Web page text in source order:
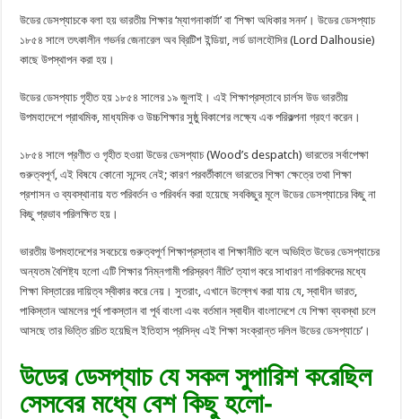
উডের ডেসপ্যাচকে বলা হয় ভারতীয় শিক্ষার ‘ম্যাগনাকার্টা’ বা ‘শিক্ষা অধিকার সনদ’। উডের ডেসপ্যাচ
১৮৫৪ সালে তৎকালীন গভর্নর জেনারেল অব ব্রিটিশ ইন্ডিয়া, লর্ড ডালহৌসির (Lord Dalhousie)
কাছে উপস্থাপন করা হয়।
উডের ডেসপ্যাচ গৃহীত হয় ১৮৫৪ সালের ১৯ জুলাই। এই শিক্ষাপ্রস্তাবে চার্লস উড ভারতীয়
উপমহাদেশে প্রাথমিক, মাধ্যমিক ও উচ্চশিক্ষার সুষ্ঠু বিকাশের লক্ষ্যে এক পরিকল্পনা গ্রহণ করেন।
১৮৫৪ সালে প্রণীত ও গৃহীত হওয়া উডের ডেসপ্যাচ (Wood’s despatch) ভারতের সর্বাপেক্ষা
গুরুত্বপূর্ণ, এই বিষযে কোনো সন্দেহ নেই; কারণ পরবর্তীকালে ভারতের শিক্ষা ক্ষেত্রে তথা শিক্ষা
প্রশাসন ও ব্যবস্থানায় যত পরিবর্তন ও পরিবর্ধন করা হয়েছে সবকিছুর মূলে উডের ডেসপ্যাচের কিছু না
কিছু প্রভাব পরিলক্ষিত হয়।
ভারতীয় উপমহাদেশের সবচেয়ে গুরুত্বপূর্ণ শিক্ষাপ্রস্তাব বা শিক্ষানীতি বলে অভিহিত উডের ডেসপ্যাচের
অন্যতম বৈশিষ্ট্য হলো এটি শিক্ষার ‘নিম্নগামী পরিস্রবণ নীতি’ ত্যাগ করে সাধারণ নাগরিকদের মধ্যে
শিক্ষা বিস্তারের দায়িত্ব স্বীকার করে নেয়। সুতরাং, এখানে উল্লেখ করা যায় যে, স্বাধীন ভারত,
পাকিস্তান আমলের পূর্ব পাকস্তান বা পূর্ব বাংলা এবং বর্তমান স্বাধীন বাংলাদেশে যে শিক্ষা ব্যবস্থা চলে
আসছে তার ভিত্তি রচিত হয়েছিল ইতিহাস প্রসিদ্ধ এই শিক্ষা সংক্রান্ত দলিল উডের ডেসপ্যাচে’।
উডের ডেসপ্যাচ যে সকল সুপারিশ করেছিল
সেসবের মধ্যে বেশ কিছু হলো-